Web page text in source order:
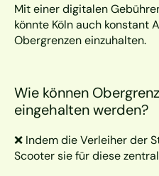
Mit einer digitalen
könnte Köln auch konstant
Obergrenzen einzuhalten.
Wie können
eingehalten werden?
❌ Indem die Verleiher der
Scooter sie für diese